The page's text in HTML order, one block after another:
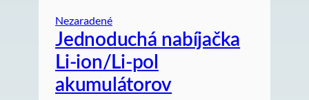
Nezaradené
Jednoduchá nabíjačka
Li-ion/Li-pol
akumulátorov